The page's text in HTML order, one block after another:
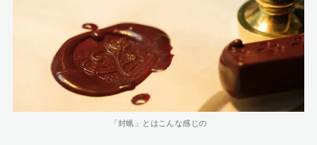
「封蝋」とはこんな感じの